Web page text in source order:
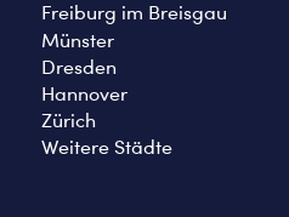
Freiburg im Breisgau
Münster
Dresden
Hannover
Zürich
Weitere Städte